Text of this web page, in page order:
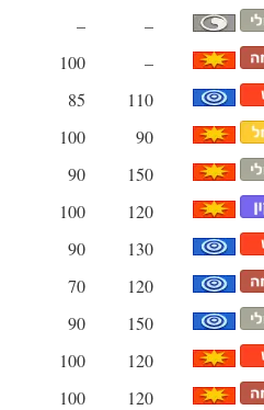
–
–
–
100
110
85
90
100
150
90
120
100
130
90
120
70
150
90
120
100
120
100